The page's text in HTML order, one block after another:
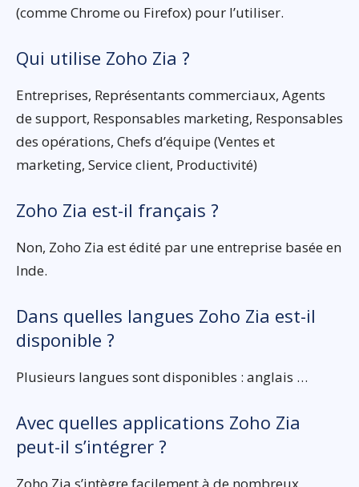
(comme Chrome ou Firefox) pour l’utiliser.
Qui utilise Zoho Zia ?
Entreprises, Représentants commerciaux, Agents
de support, Responsables marketing, Responsables
des opérations, Chefs d’équipe (Ventes et
marketing, Service client, Productivité)
Zoho Zia est-il français ?
Non, Zoho Zia est édité par une entreprise basée en
Inde.
Dans quelles langues Zoho Zia est-il
disponible ?
Plusieurs langues sont disponibles : anglais …
Avec quelles applications Zoho Zia
peut-il s’intégrer ?